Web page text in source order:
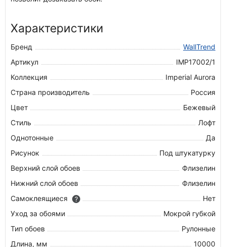
Характеристики
Бренд
WallTrend
Артикул
IMP17002/1
Коллекция
Imperial Aurora
Страна производитель
Россия
Цвет
Бежевый
Стиль
Лофт
Однотонные
Да
Рисунок
Под штукатурку
Верхний слой обоев
Флизелин
Нижний слой обоев
Флизелин
Самоклеящиеся
?
Нет
Уход за обоями
Мокрой губкой
Тип обоев
Рулонные
Длина, мм
10000